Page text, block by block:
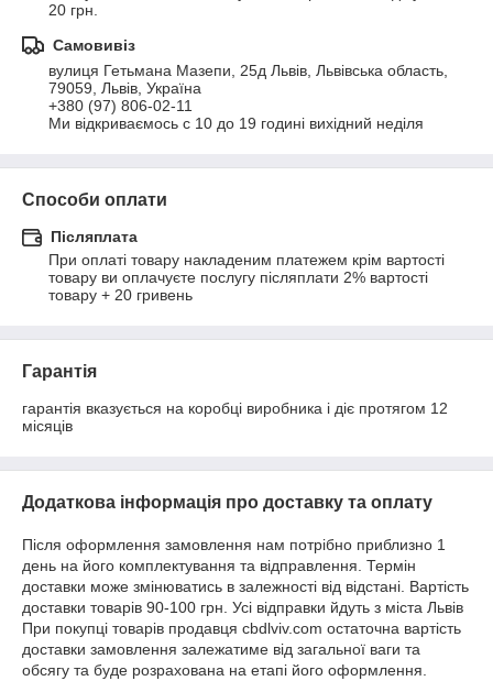
20 грн.
Самовивіз
вулиця Гетьмана Мазепи, 25д Львів, Львівська область,
79059, Львів, Україна
+380 (97) 806-02-11
Ми відкриваємось с 10 до 19 годині вихідний неділя
Способи оплати
Післяплата
При оплаті товару накладеним платежем крім вартості
товару ви оплачуєте послугу післяплати 2% вартості
товару + 20 гривень
Гарантія
гарантія вказується на коробці виробника і діє протягом 12
місяців
Додаткова інформація про доставку та оплату
Після оформлення замовлення нам потрібно приблизно 1
день на його комплектування та відправлення. Термін
доставки може змінюватись в залежності від відстані. Вартість
доставки товарів 90-100 грн. Усі відправки йдуть з міста Львів
При покупці товарів продавця cbdlviv.com остаточна вартість
доставки замовлення залежатиме від загальної ваги та
обсягу та буде розрахована на етапі його оформлення.